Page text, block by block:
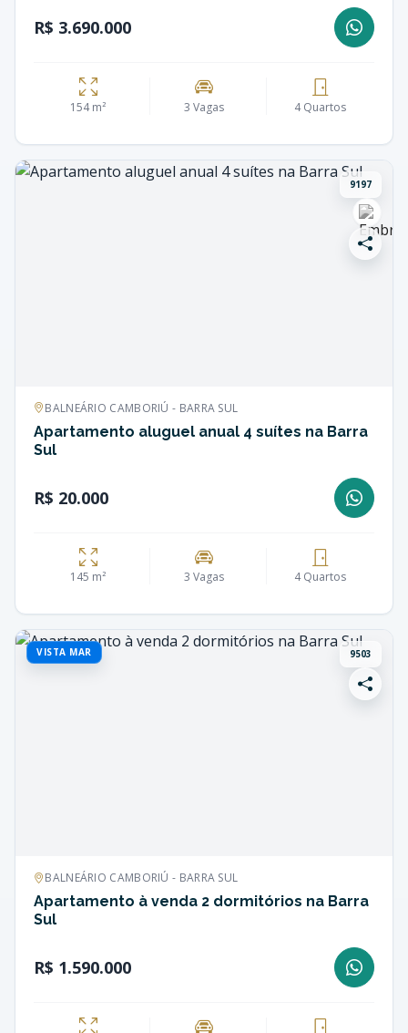
R$ 3.690.000
154 m² 3 Vagas 4 Quartos
9197
BALNEÁRIO CAMBORIÚ - BARRA SUL
Apartamento aluguel anual 4 suítes na Barra
Sul
R$ 20.000
145 m² 3 Vagas 4 Quartos
VISTA MAR 9503
BALNEÁRIO CAMBORIÚ - BARRA SUL
Apartamento à venda 2 dormitórios na Barra
Sul
R$ 1.590.000